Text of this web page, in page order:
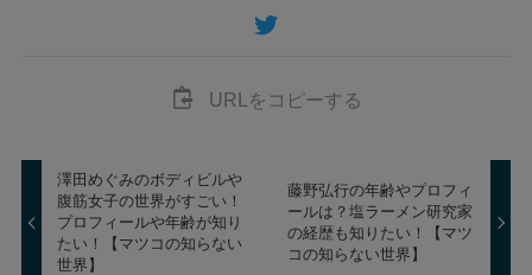
URLをコピーする
澤田めぐみのボディビルや
腹筋女子の世界がすごい！
プロフィールや年齢が知り
たい！【マツコの知らない
世界】
藤野弘行の年齢やプロフィ
ールは？塩ラーメン研究家
の経歴も知りたい！【マツ
コの知らない世界】